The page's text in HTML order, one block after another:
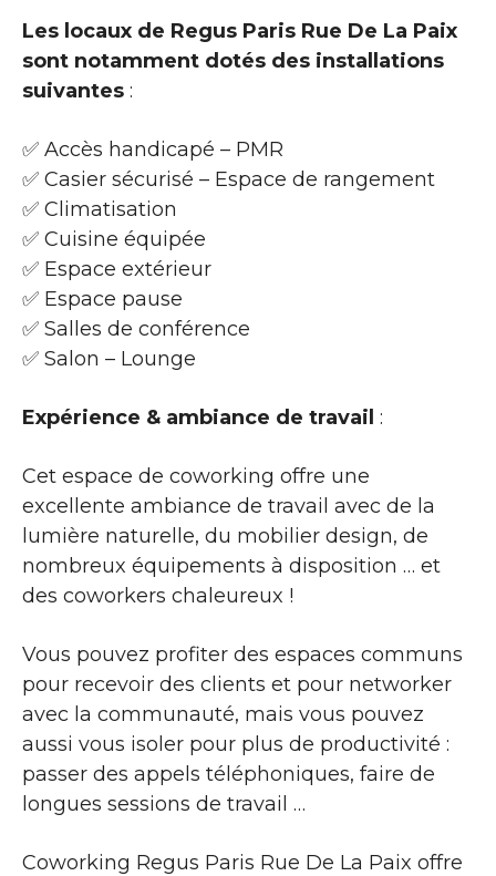
Les locaux de Regus Paris Rue De La Paix
sont notamment dotés des installations
suivantes :
✅ Accès handicapé – PMR
✅ Casier sécurisé – Espace de rangement
✅ Climatisation
✅ Cuisine équipée
✅ Espace extérieur
✅ Espace pause
✅ Salles de conférence
✅ Salon – Lounge
Expérience & ambiance de travail :
Cet espace de coworking offre une
excellente ambiance de travail avec de la
lumière naturelle, du mobilier design, de
nombreux équipements à disposition … et
des coworkers chaleureux !
Vous pouvez profiter des espaces communs
pour recevoir des clients et pour networker
avec la communauté, mais vous pouvez
aussi vous isoler pour plus de productivité :
passer des appels téléphoniques, faire de
longues sessions de travail …
Coworking Regus Paris Rue De La Paix offre